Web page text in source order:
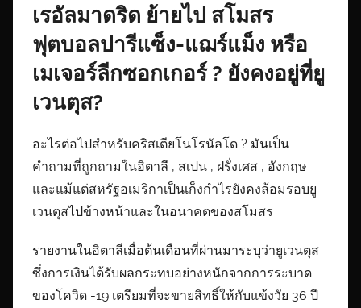
เรอัลมาดริด ย้ายไป สโมสร
ฟุตบอลปารีแซ็ง-แฌร์แม็ง หรือ
เมเจอร์ลีกซอกเกอร์ ? ยังคงอยู่ที่ยู
เวนตุส?
อะไรต่อไปสำหรับคริสเตียโนโรนัลโด ? มันเป็น
คำถามที่ถูกถามในอิตาลี , สเปน , ฝรั่งเศส , อังกฤษ
และแม้แต่สหรัฐอเมริกาเป็นเก็งกำไรยังคงล้อมรอบยู
เวนตุสไปข้างหน้าและในอนาคตของสโมสร
รายงานในอิตาลีเมื่อต้นเดือนที่ผ่านมาระบุว่ายูเวนตุส
ซึ่งการเงินได้รับผลกระทบอย่างหนักจากการระบาด
ของโควิด -19 เตรียมที่จะขายสิทธิ์ให้กับแข้งวัย 36 ปี